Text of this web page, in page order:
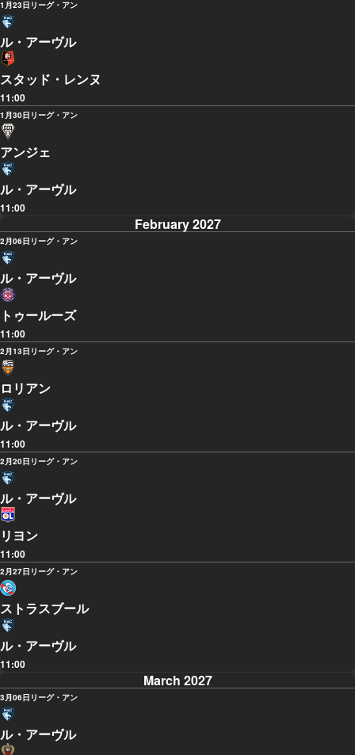
1月23日 リーグ・アン
ル・アーヴル
スタッド・レンヌ
11:00
1月30日 リーグ・アン
アンジェ
ル・アーヴル
11:00
February 2027
2月06日 リーグ・アン
ル・アーヴル
トゥールーズ
11:00
2月13日 リーグ・アン
ロリアン
ル・アーヴル
11:00
2月20日 リーグ・アン
ル・アーヴル
リヨン
11:00
2月27日 リーグ・アン
ストラスブール
ル・アーヴル
11:00
March 2027
3月06日 リーグ・アン
ル・アーヴル